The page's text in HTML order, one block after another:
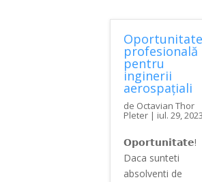
Oportunitate
profesională
pentru
inginerii
aerospațiali
de Octavian Thor
Pleter| iul. 29,
𝗢𝗽𝗼𝗿𝘁𝘂𝗻𝗶𝘁𝗮𝘁𝗲!
Daca sunteti
absolventi de